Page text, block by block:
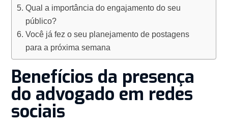
Qual a importância do engajamento do seu
público?
Você já fez o seu planejamento de postagens
para a próxima semana
Benefícios da presença
do advogado em redes
sociais